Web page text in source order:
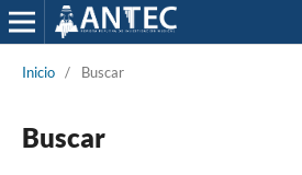
Inicio / Buscar
Buscar